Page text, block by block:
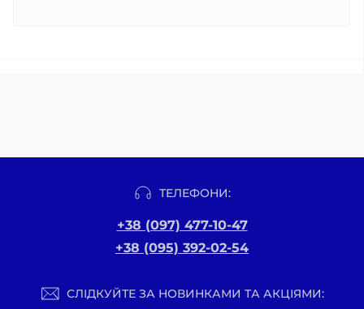
ТЕЛЕФОНИ:
+38 (097) 477-10-47
+38 (095) 392-02-54
СЛІДКУЙТЕ ЗА НОВИНКАМИ ТА АКЦІЯМИ: